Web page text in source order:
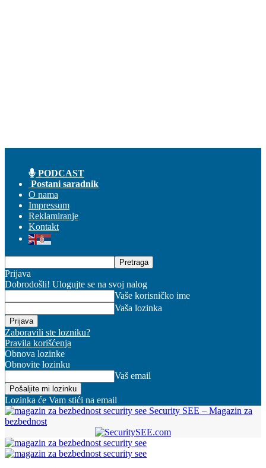
PODCAST
Postani saradnik
O nama
Impressum
Reklamiranje
Kontakt
Prijava
Dobrodošli! Ulogujte se na svoj nalog
Vaše korisničko ime
Vaša lozinka
Zaboravili ste lozniku?
Pravila korišćenja
Obnova lozinke
Obnovite lozinku
Vaš email
Lozinka će Vam stići na email
Security SEE – Magazin za
bezbednost